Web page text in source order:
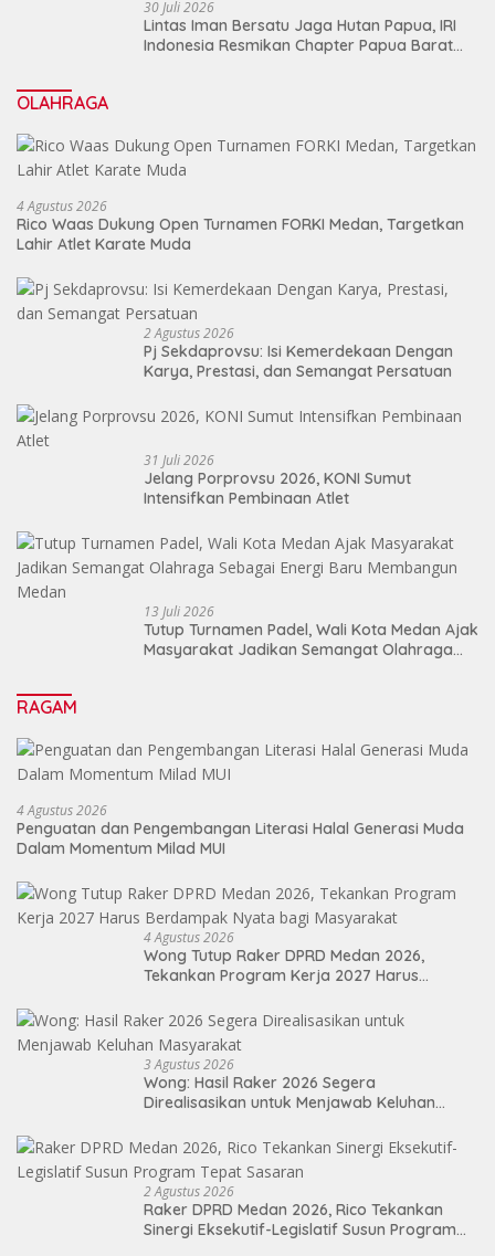
30 Juli 2026
Lintas Iman Bersatu Jaga Hutan Papua, IRI
Indonesia Resmikan Chapter Papua Barat
OLAHRAGA
4 Agustus 2026
Rico Waas Dukung Open Turnamen FORKI Medan, Targetkan
Lahir Atlet Karate Muda
2 Agustus 2026
Pj Sekdaprovsu: Isi Kemerdekaan Dengan
Karya, Prestasi, dan Semangat Persatuan
31 Juli 2026
Jelang Porprovsu 2026, KONI Sumut
Intensifkan Pembinaan Atlet
13 Juli 2026
Tutup Turnamen Padel, Wali Kota Medan Ajak
Masyarakat Jadikan Semangat Olahraga
RAGAM
4 Agustus 2026
Penguatan dan Pengembangan Literasi Halal Generasi Muda
Dalam Momentum Milad MUI
4 Agustus 2026
Wong Tutup Raker DPRD Medan 2026,
Tekankan Program Kerja 2027 Harus
3 Agustus 2026
Wong: Hasil Raker 2026 Segera
Direalisasikan untuk Menjawab Keluhan
2 Agustus 2026
Raker DPRD Medan 2026, Rico Tekankan
Sinergi Eksekutif-Legislatif Susun Program